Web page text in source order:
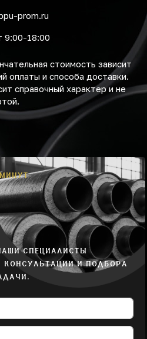
prom.ru
9:00-18:00
стоимость зависит
оплаты и способа доставки.
справочный характер и не
СПЕЦИАЛИСТЫ
И ПОДБОРА